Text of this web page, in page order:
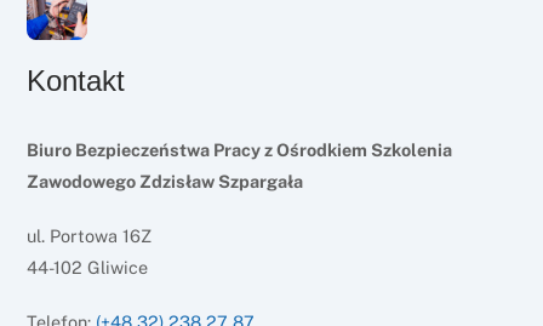
Kontakt
Biuro Bezpieczeństwa Pracy z Ośrodkiem Szkolenia
Zawodowego Zdzisław Szpargała
ul. Portowa 16Z
44-102 Gliwice
Telefon: (+48 32) 238 27 87